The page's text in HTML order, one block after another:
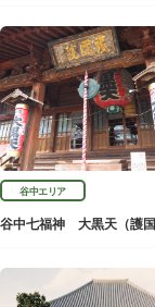
谷中エリア
谷中七福神 大黒天（護国